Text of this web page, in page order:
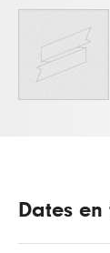
Dates en